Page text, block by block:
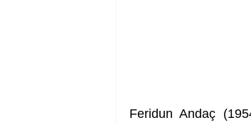
Feridun Andaç